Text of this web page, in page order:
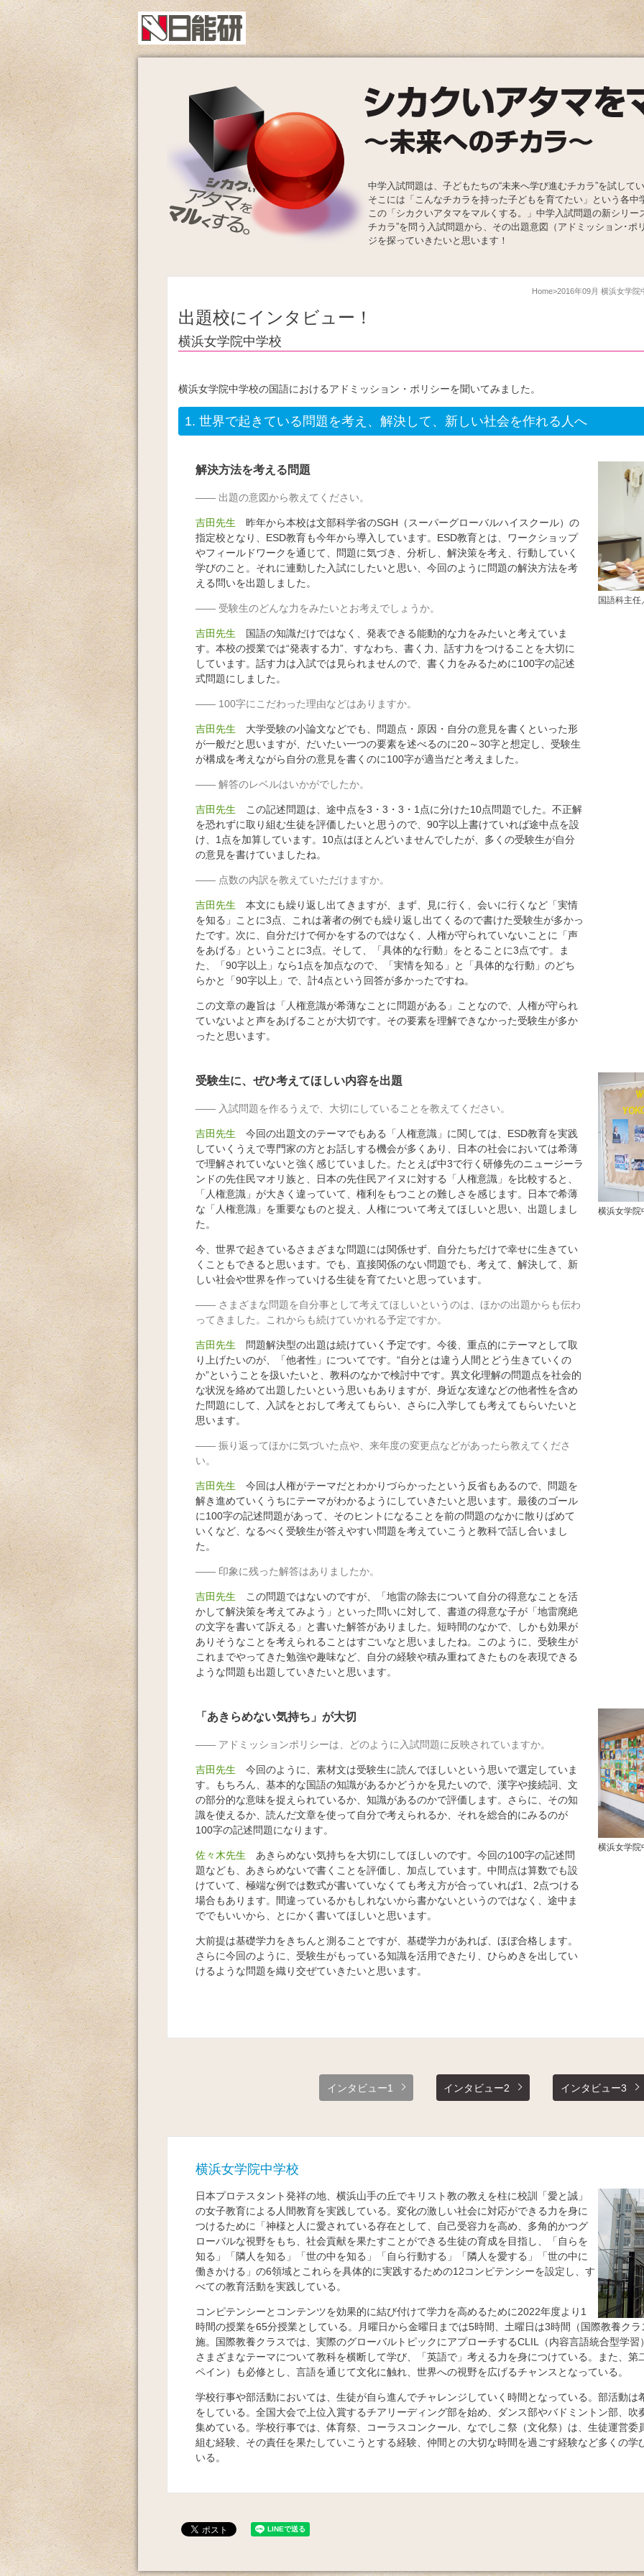
中学入試問題は、子どもたちの“未来へ学び進むチカラ”を試して
そこには「こんなチカラを持った子どもを育てたい」という各
この「シカクいアタマをマルくする。」中学入試問題の新シリー
チカラ”を問う入試問題から、その出題意図（アドミッション･ポ
ジを探っていきたいと思います！
Home 2016年09月 横浜女学院
出題校にインタビュー！
横浜女学院中学校
横浜女学院中学校の国語におけるアドミッション・ポリシーを聞いてみました。
1. 世界で起きている問題を考え、解決して、新しい社会を作れる人へ
解決方法を考える問題
出題の意図から教えてください。
吉田先生 昨年から本校は文部科学省のSGH（スーパーグローバルハイスクール）の
指定校となり、ESD教育も今年から導入しています。ESD教育とは、ワークショップ
やフィールドワークを通じて、問題に気づき、分析し、解決策を考え、行動していく
学びのこと。それに連動した入試にしたいと思い、今回のように問題の解決方法を考
える問いを出題しました。
受験生のどんな力をみたいとお考えでしょうか。
吉田先生 国語の知識だけではなく、発表できる能動的な力をみたいと考えていま
す。本校の授業では“発表する力”、すなわち、書く力、話す力をつけることを大切に
しています。話す力は入試では見られませんので、書く力をみるために100字の記述
式問題にしました。
100字にこだわった理由などはありますか。
吉田先生 大学受験の小論文などでも、問題点・原因・自分の意見を書くといった形
が一般だと思いますが、だいたい一つの要素を述べるのに20～30字と想定し、受験生
が構成を考えながら自分の意見を書くのに100字が適当だと考えました。
解答のレベルはいかがでしたか。
吉田先生 この記述問題は、途中点を3・3・3・1点に分けた10点問題でした。不正解
を恐れずに取り組む生徒を評価したいと思うので、90字以上書けていれば途中点を設
け、1点を加算しています。10点はほとんどいませんでしたが、多くの受験生が自分
の意見を書けていましたね。
点数の内訳を教えていただけますか。
吉田先生 本文にも繰り返し出てきますが、まず、見に行く、会いに行くなど「実情
を知る」ことに3点、これは著者の例でも繰り返し出てくるので書けた受験生が多かっ
たです。次に、自分だけで何かをするのではなく、人権が守られていないことに「声
をあげる」ということに3点。そして、「具体的な行動」をとることに3点です。ま
た、「90字以上」なら1点を加点なので、「実情を知る」と「具体的な行動」のどち
らかと「90字以上」で、計4点という回答が多かったですね。
この文章の趣旨は「人権意識が希薄なことに問題がある」ことなので、人権が守られ
ていないよと声をあげることが大切です。その要素を理解できなかった受験生が多か
ったと思います。
国語科主
受験生に、ぜひ考えてほしい内容を出題
入試問題を作るうえで、大切にしていることを教えてください。
吉田先生 今回の出題文のテーマでもある「人権意識」に関しては、ESD教育を実践
していくうえで専門家の方とお話しする機会が多くあり、日本の社会においては希薄
で理解されていないと強く感じていました。たとえば中3で行く研修先のニュージーラ
ンドの先住民マオリ族と、日本の先住民アイヌに対する「人権意識」を比較すると、
「人権意識」が大きく違っていて、権利をもつことの難しさを感じます。日本で希薄
な「人権意識」を重要なものと捉え、人権について考えてほしいと思い、出題しまし
た。
今、世界で起きているさまざまな問題には関係せず、自分たちだけで幸せに生きてい
くこともできると思います。でも、直接関係のない問題でも、考えて、解決して、新
しい社会や世界を作っていける生徒を育てたいと思っています。
さまざまな問題を自分事として考えてほしいというのは、ほかの出題からも伝わ
ってきました。これからも続けていかれる予定ですか。
吉田先生 問題解決型の出題は続けていく予定です。今後、重点的にテーマとして取
り上げたいのが、「他者性」についてです。“自分とは違う人間とどう生きていくの
か”ということを扱いたいと、教科のなかで検討中です。異文化理解の問題点を社会的
な状況を絡めて出題したいという思いもありますが、身近な友達などの他者性を含め
た問題にして、入試をとおして考えてもらい、さらに入学しても考えてもらいたいと
思います。
振り返ってほかに気づいた点や、来年度の変更点などがあったら教えてくださ
い。
吉田先生 今回は人権がテーマだとわかりづらかったという反省もあるので、問題を
解き進めていくうちにテーマがわかるようにしていきたいと思います。最後のゴール
に100字の記述問題があって、そのヒントになることを前の問題のなかに散りばめて
いくなど、なるべく受験生が答えやすい問題を考えていこうと教科で話し合いまし
た。
印象に残った解答はありましたか。
吉田先生 この問題ではないのですが、「地雷の除去について自分の得意なことを活
かして解決策を考えてみよう」といった問いに対して、書道の得意な子が「地雷廃絶
の文字を書いて訴える」と書いた解答がありました。短時間のなかで、しかも効果が
ありそうなことを考えられることはすごいなと思いましたね。このように、受験生が
これまでやってきた勉強や趣味など、自分の経験や積み重ねてきたものを表現できる
ような問題も出題していきたいと思います。
横浜女学院
「あきらめない気持ち」が大切
アドミッションポリシーは、どのように入試問題に反映されていますか。
吉田先生 今回のように、素材文は受験生に読んでほしいという思いで選定していま
す。もちろん、基本的な国語の知識があるかどうかを見たいので、漢字や接続詞、文
の部分的な意味を捉えられているか、知識があるのかで評価します。さらに、その知
識を使えるか、読んだ文章を使って自分で考えられるか、それを総合的にみるのが
100字の記述問題になります。
佐々木先生 あきらめない気持ちを大切にしてほしいのです。今回の100字の記述問
題なども、あきらめないで書くことを評価し、加点しています。中間点は算数でも設
けていて、極端な例では数式が書いていなくても考え方が合っていれば1、2点つける
場合もあります。間違っているかもしれないから書かないというのではなく、途中ま
ででもいいから、とにかく書いてほしいと思います。
大前提は基礎学力をきちんと測ることですが、基礎学力があれば、ほぼ合格します。
さらに今回のように、受験生がもっている知識を活用できたり、ひらめきを出してい
けるような問題を織り交ぜていきたいと思います。
横浜女学院
インタビュー1 インタビュー2 インタビュー3
横浜女学院中学校
日本プロテスタント発祥の地、横浜山手の丘でキリスト教の教えを柱に校訓「愛と誠」
の女子教育による人間教育を実践している。変化の激しい社会に対応ができる力を身に
つけるために「神様と人に愛されている存在として、自己受容力を高め、多角的かつグ
ローバルな視野をもち、社会貢献を果たすことができる生徒の育成を目指し、「自らを
知る」「隣人を知る」「世の中を知る」「自ら行動する」「隣人を愛する」「世の中に
働きかける」の6領域とこれらを具体的に実践するための12コンピテンシーを設定し、す
べての教育活動を実践している。
コンピテンシーとコンテンツを効果的に結び付けて学力を高めるために2022年度より1
時間の授業を65分授業としている。月曜日から金曜日までは5時間、土曜日は3時間（国際教養ク
施。国際教養クラスでは、実際のグローバルトピックにアプローチするCLIL（内容言語統合型学
さまざまなテーマについて教科を横断して学び、「英語で」考える力を身につけている。また、第
ペイン）も必修とし、言語を通じて文化に触れ、世界への視野を広げるチャンスとなっている。
学校行事や部活動においては、生徒が自ら進んでチャレンジしていく時間となっている。部活動は
をしている。全国大会で上位入賞するチアリーディング部を始め、ダンス部やバドミントン部、吹
集めている。学校行事では、体育祭、コーラスコンクール、なでしこ祭（文化祭）は、生徒運営委
組む経験、その責任を果たしていこうとする経験、仲間との大切な時間を過ごす経験など多くの学
いる。